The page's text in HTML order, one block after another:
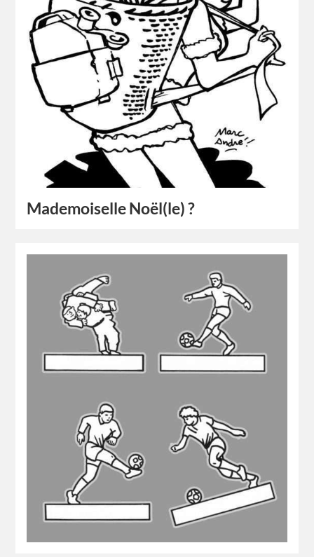
Mademoiselle Noël(le) ?